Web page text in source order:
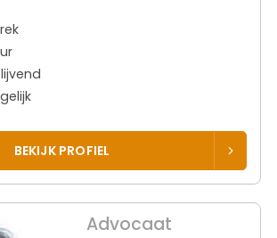
BEKIJK PROFIEL
Advocaat